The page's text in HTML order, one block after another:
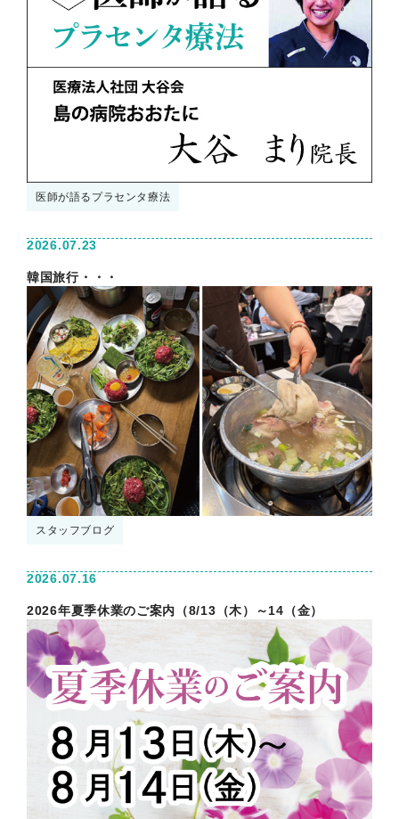
医師が語るプラセンタ療法
2026.07.23
韓国旅行・・・
スタッフブログ
2026.07.16
2026年夏季休業のご案内（8/13（木）～14（金）